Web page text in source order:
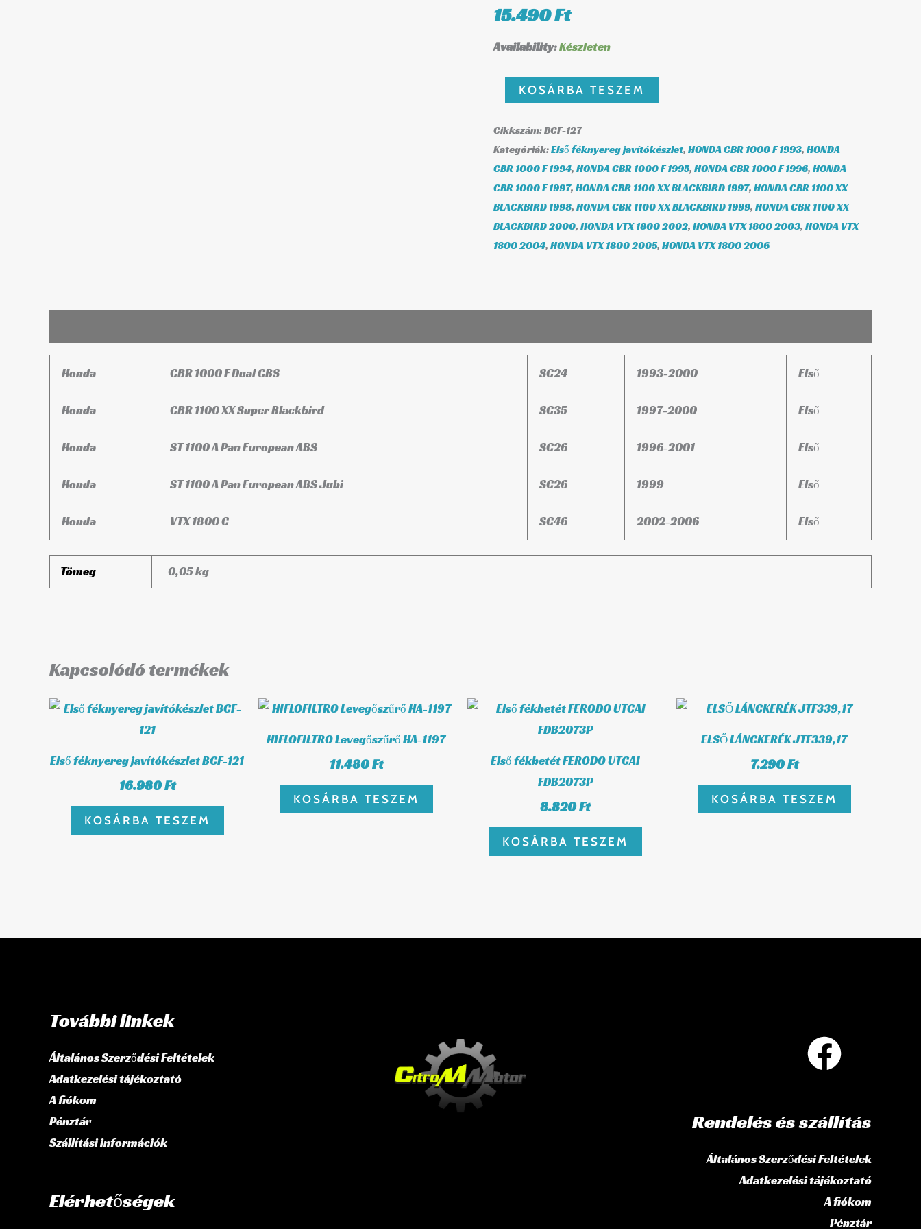
15.490Ft
Availability:Készleten
127
KOSÁRBA TESZEM
Cikkszám:BCF-127
Kategóriák:Első féknyereg javítókészlet, HONDA CBR 1000 F 1993, HONDA
CBR 1000 F 1994, HONDA CBR 1000 F 1995, HONDA CBR 1000 F 1996, HONDA
CBR 1000 F 1997, HONDA CBR 1100 XX BLACKBIRD 1997, HONDA CBR 1100 XX
BLACKBIRD 1998, HONDA CBR 1100 XX BLACKBIRD 1999, HONDA CBR 1100 XX
BLACKBIRD 2000, HONDA VTX 1800 2002, HONDA VTX 1800 2003, HONDA VTX
1800 2004, HONDA VTX 1800 2005, HONDA VTX 1800 2006
Honda CBR 1000 F Dual CBS SC24 1993-2000 Első
Honda CBR 1100 XX Super Blackbird SC35 1997-2000 Első
Honda ST 1100 A Pan European ABS SC26 1996-2001 Első
Honda ST 1100 A Pan European ABS Jubi SC26 1999 Első
Honda VTX 1800 C SC46 2002-2006 Első
Tömeg 0,05 kg
Kapcsolódó termékek
Első féknyereg javítókészlet BCF-121
16.980Ft
KOSÁRBA TESZEM
HIFLOFILTRO Levegőszűrő HA-1197
11.480Ft
KOSÁRBA TESZEM
Első fékbetét FERODO UTCAI
FDB2073P
8.820Ft
KOSÁRBA TESZEM
ELSŐ LÁNCKERÉK JTF339,17
7.290Ft
KOSÁRBA TESZEM
További linkek
Általános Szerződési Feltételek
Adatkezelési tájékoztató
A fiókom
Pénztár
Szállítási információk
Elérhetőségek
Rendelés és szállítás
Általános Szerződési Feltételek
Adatkezelési tájékoztató
A fiókom
Pénztár